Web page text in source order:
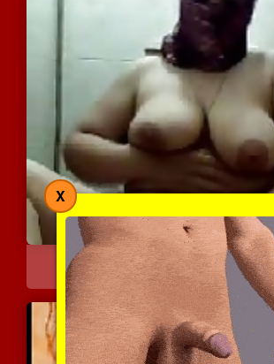
שמנה עם ציצי גדול מ...
8064 צפיות | 9 המלצות
X